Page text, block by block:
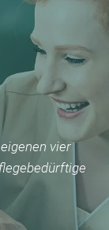
vier